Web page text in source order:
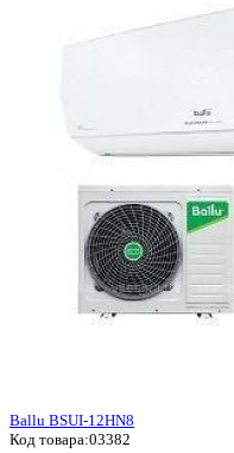
Ballu BSUI-12HN8
Код товара:03382